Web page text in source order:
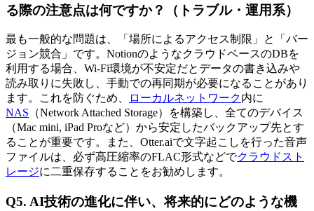
る際の注意点は何ですか？（トラブル・運用系）
最も一般的な問題は、「場所によるアクセス制限」と「バー
ジョン競合」です。NotionのようなクラウドベースのDBを
利用する場合、Wi-Fi環境が不安定だとデータの書き込みや
読み取りに失敗し、手動での再同期が必要になることがあり
ます。これを防ぐため、
ローカルネットワーク内に
NAS （Network Attached Storage）を構築し、全てのデバイス
（Mac mini, iPad Proなど）から安定したバックアップ先とす
ることが重要です。また、Otter.aiで文字起こしを行った音声
ファイルは、必ず高圧縮率のFLAC形式などでクラウドスト
レージに二重保存することをお勧めします。
Q5. AI技術の進化に伴い、将来的にどのような機